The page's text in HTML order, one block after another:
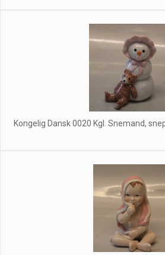
Kongelig Dansk 0020 Kgl. Snemand,